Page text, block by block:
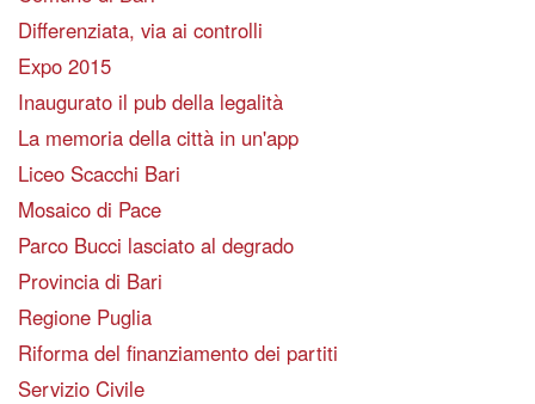
Differenziata, via ai controlli
Expo 2015
Inaugurato il pub della legalità
La memoria della città in un'app
Liceo Scacchi Bari
Mosaico di Pace
Parco Bucci lasciato al degrado
Provincia di Bari
Regione Puglia
Riforma del finanziamento dei partiti
Servizio Civile